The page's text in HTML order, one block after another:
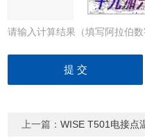
请输入计算结果（填写阿拉伯
上一篇：WISE T501电接点